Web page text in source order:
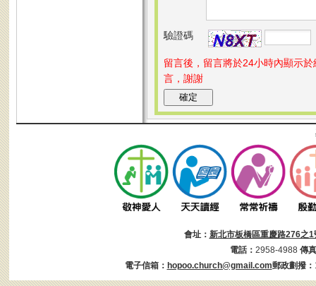
驗證碼
留言後，留言將於24小時內顯示
言，謝謝
會址： 新北市板橋區重慶路276之1
電話： 2958-4988 傳
電子信箱： hopoo.church@gmail.com郵政劃撥：